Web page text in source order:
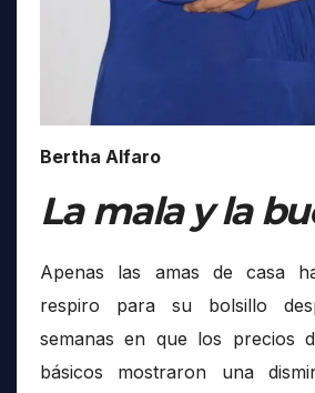
Bertha Alfaro
La mala y la
Apenas las amas de casa
respiro para su bolsillo
semanas en que los precios
básicos mostraron una